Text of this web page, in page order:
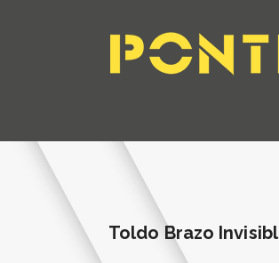
Toldo Brazo